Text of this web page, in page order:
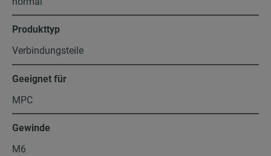
Produkttyp
Verbindungsteile
Geeignet für
MPC
Gewinde
M6